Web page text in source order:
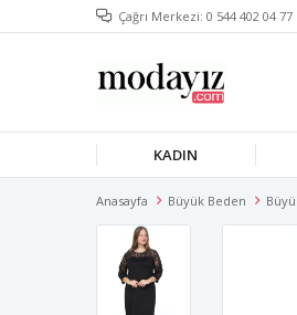
Çağrı Merkezi: 0 544 402 04 77
KADIN
Anasayfa Büyük Beden